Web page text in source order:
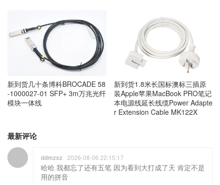
新到货几十条博科BROCADE 58
-1000027-01 SFP+ 3m万兆光纤
模块一体线
新到货1.8米长国标澳标三插原
装Apple苹果MacBook PRO笔记
本电源线延长线缆Power Adapte
r Extension Cable MK122X
最新评论
ddmzxz 2026-08-06 22:15:17
哈哈 我都忘了还有五笔 因为看到大打成了天 肯定不是
用的拼音